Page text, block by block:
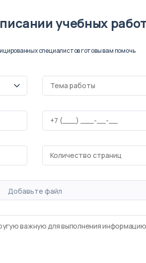
учебных
специалистов готовы вам помочь
Добавьте файл